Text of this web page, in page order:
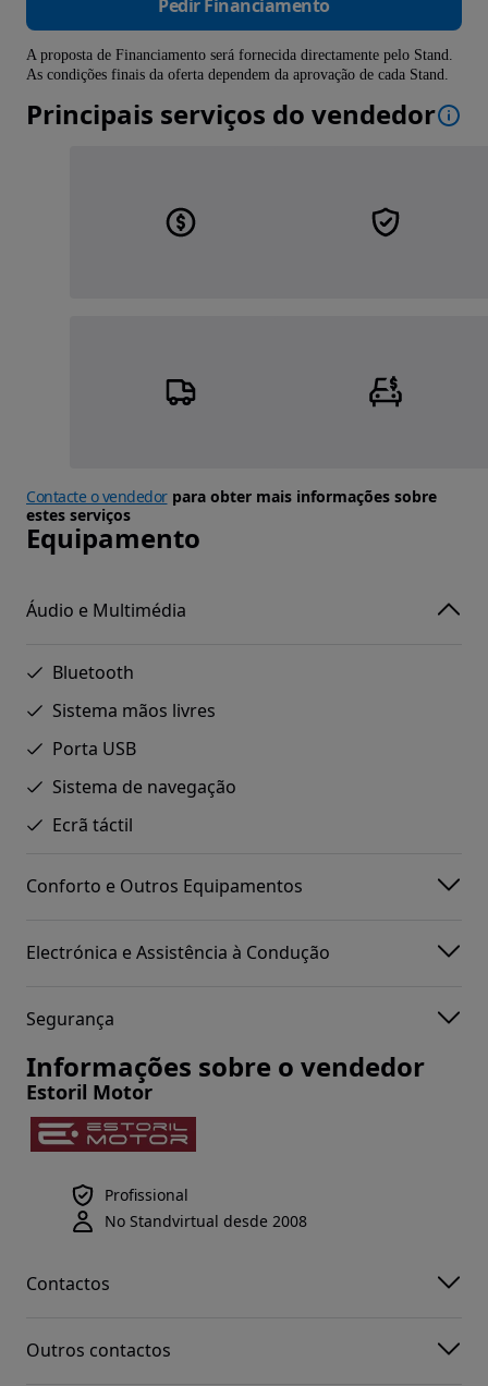
Pedir Financiamento
A proposta de Financiamento será fornecida directamente pelo Stand.
As condições finais da oferta dependem da aprovação de cada Stand.
Principais serviços do vendedor
Contacte o vendedorpara obter mais informações sobre
estes serviços
Equipamento
Áudio e Multimédia
Bluetooth
Sistema mãos livres
Porta USB
Sistema de navegação
Ecrã táctil
Conforto e Outros Equipamentos
Electrónica e Assistência à Condução
Segurança
Informações sobre o vendedor
Estoril Motor
Profissional
No Standvirtual desde 2008
Contactos
Outros contactos